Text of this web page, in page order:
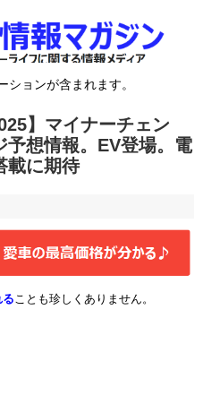
ションが含まれます。
】マイナーチェン
予想情報。EV登場。電
載に期待
ことも珍しくありません。